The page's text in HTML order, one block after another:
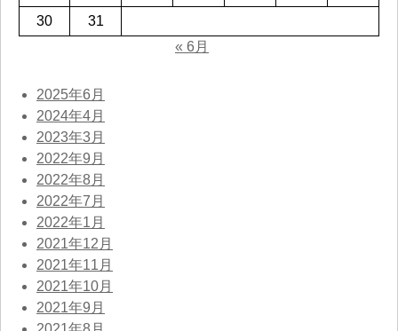
30
31
« 6月
2025年6月
2024年4月
2023年3月
2022年9月
2022年8月
2022年7月
2022年1月
2021年12月
2021年11月
2021年10月
2021年9月